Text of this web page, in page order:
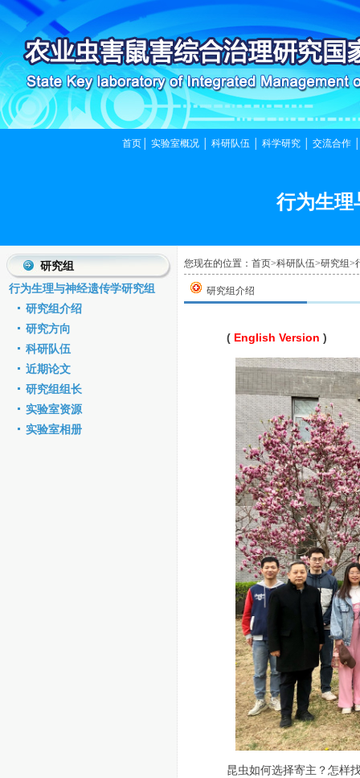
首页 │实验室概况 │科研队伍 │科学研究 │交流合作
行为生理
研究组
行为生理与神经遗传学研究组
研究组介绍
研究方向
科研队伍
近期论文
研究组组长
实验室资源
实验室相册
您现在的位置： 首页>科研队伍>研究组>
研究组介绍
( English Version )
昆虫如何选择寄主？怎样